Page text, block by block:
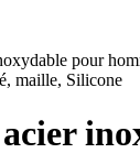
pour
maille, Silicone